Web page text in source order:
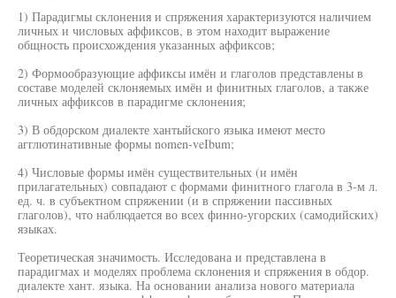
1) Парадигмы склонения и спряжения характеризуются наличием
личных и числовых аффиксов, в этом находит выражение
общность происхождения указанных аффиксов;
2) Формообразующие аффиксы имён и глаголов представлены в
составе моделей склоняемых имён и финитных глаголов, а также
личных аффиксов в парадигме склонения;
3) В обдорском диалекте хантыйского языка имеют место
агглютинативные формы nomen-veIbum;
4) Числовые формы имён существительных (и имён
прилагательных) совпадают с формами финитного глагола в 3-м л.
ед. ч. в субъектном спряжении (и в спряжении пассивных
глаголов), что наблюдается во всех финно-угорских (самодийских)
языках.
Теоретическая значимость. Исследована и представлена в
парадигмах и моделях проблема склонения и спряжения в обдор.
диалекте хант. языка. На основании анализа нового материала